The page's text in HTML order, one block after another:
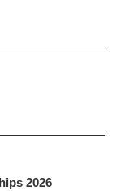
2026